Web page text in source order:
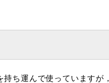
ち運んで使っていますが